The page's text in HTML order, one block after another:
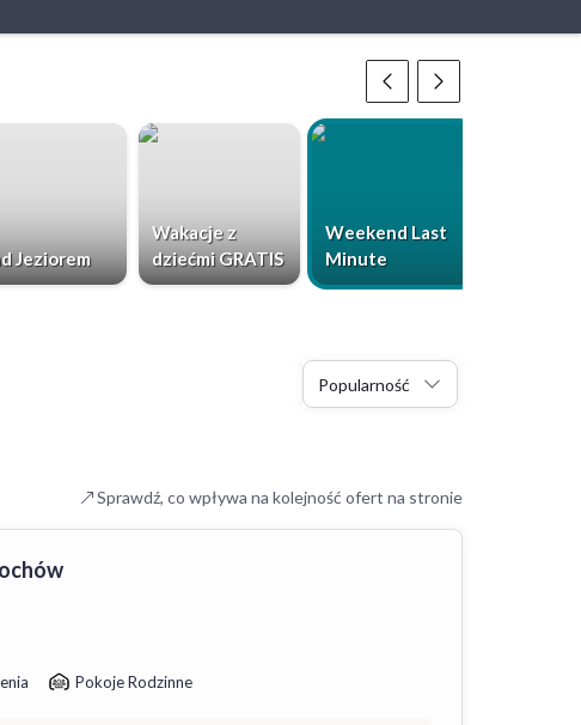
Jeziorem
Wakacje z
dziećmi GRATIS
Weekend Last
Minute
Popularność
Sprawdź, co wpływa na kolejność ofert na stronie
Pokoje Rodzinne